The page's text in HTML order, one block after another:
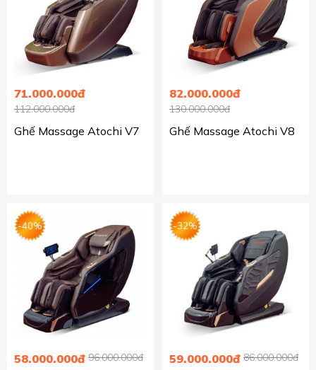
71.000.000đ
112.000.000đ
Ghế Massage Atochi V7
82.000.000đ
130.000.000đ
Ghế Massage Atochi V8
-40%
58.000.000đ 96.000.000đ
-32%
59.000.000đ 86.000.000đ